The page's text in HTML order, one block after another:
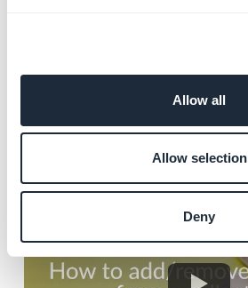
Allow all
Allow selection
Deny
3. Tutoriel video